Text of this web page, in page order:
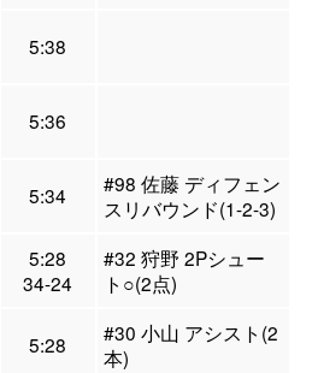
5:38
5:36
5:34
#98 佐藤 ディフェン
スリバウンド(1-2-3)
5:28
34-24
#32 狩野 2Pシュー
ト○(2点)
5:28
#30 小山 アシスト(2
本)